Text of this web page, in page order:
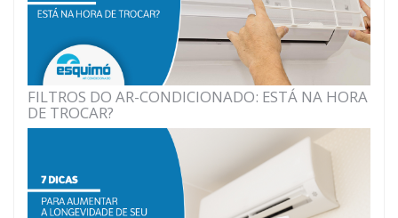
FILTROS DO AR-CONDICIONADO: ESTÁ NA HORA
DE TROCAR?